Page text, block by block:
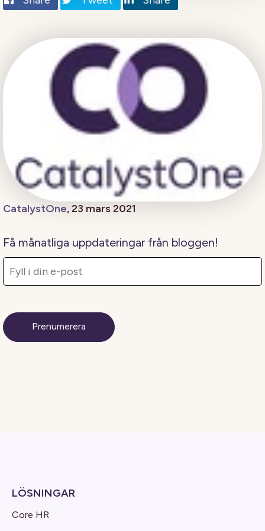
CatalystOne, 23 mars 2021
Få månatliga uppdateringar från bloggen!
LÖSNINGAR
Core HR